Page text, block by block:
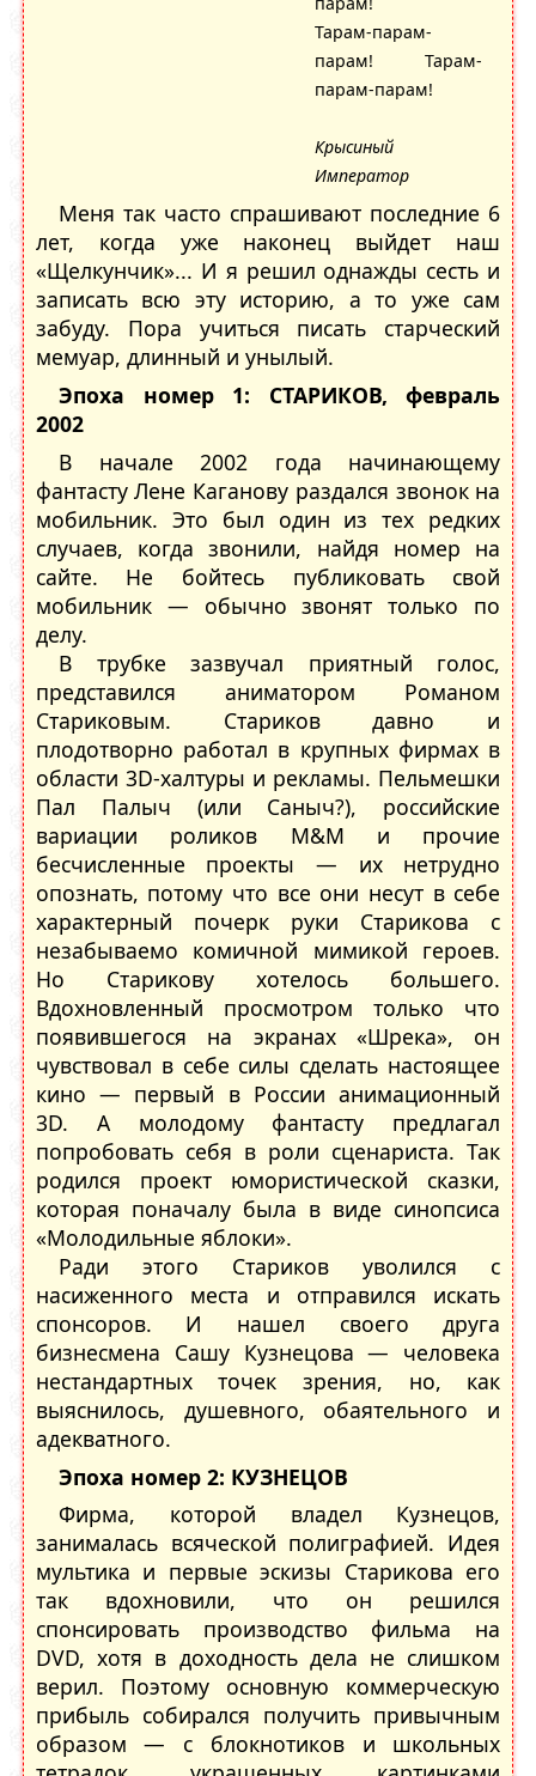
Тарам-парам-
парам! Тарам-
парам-парам!
Крысиный
Император
Меня так часто спрашивают последние 6
лет, когда уже наконец выйдет наш
«Щелкунчик»... И я решил однажды сесть и
записать всю эту историю, а то уже сам
забуду. Пора учиться писать старческий
мемуар, длинный и унылый.
Эпоха номер 1: СТАРИКОВ, февраль
2002
В начале 2002 года начинающему
фантасту Лене Каганову раздался звонок на
мобильник. Это был один из тех редких
случаев, когда звонили, найдя номер на
сайте. Не бойтесь публиковать свой
мобильник — обычно звонят только по
делу.
В трубке зазвучал приятный голос,
представился аниматором Романом
Стариковым. Стариков давно и
плодотворно работал в крупных фирмах в
области 3D-халтуры и рекламы. Пельмешки
Пал Палыч (или Саныч?), российские
вариации роликов М&М и прочие
бесчисленные проекты — их нетрудно
опознать, потому что все они несут в себе
характерный почерк руки Старикова с
незабываемо комичной мимикой героев.
Но Старикову хотелось большего.
Вдохновленный просмотром только что
появившегося на экранах «Шрека», он
чувствовал в себе силы сделать настоящее
кино — первый в России анимационный
3D. А молодому фантасту предлагал
попробовать себя в роли сценариста. Так
родился проект юмористической сказки,
которая поначалу была в виде синопсиса
«Молодильные яблоки».
Ради этого Стариков уволился с
насиженного места и отправился искать
спонсоров. И нашел своего друга
бизнесмена Сашу Кузнецова — человека
нестандартных точек зрения, но, как
выяснилось, душевного, обаятельного и
адекватного.
Эпоха номер 2: КУЗНЕЦОВ
Фирма, которой владел Кузнецов,
занималась всяческой полиграфией. Идея
мультика и первые эскизы Старикова его
так вдохновили, что он решился
спонсировать производство фильма на
DVD, хотя в доходность дела не слишком
верил. Поэтому основную коммерческую
прибыль собирался получить привычным
образом — с блокнотиков и школьных